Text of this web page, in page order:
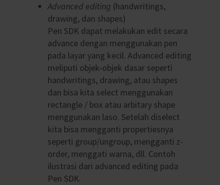
Advanced editing (handwritings,
drawing, dan shapes)
Pen SDK dapat melakukan edit secara
advance dengan menggunakan pen
pada layar yang kecil. Advanced editing
meliputi objek-objek dasar seperti
handwritings, drawing, atau shapes
dan bisa kita select menggunakan
rectangle / box atau arbitary shape
menggunakan laso. Setelah diselect
kita bisa mengganti propertiesnya
seperti group/ungroup, mengganti z-
order, menggati warna, dll. Contoh
ilustrasi dari advanced editing pada
Pen SDK.